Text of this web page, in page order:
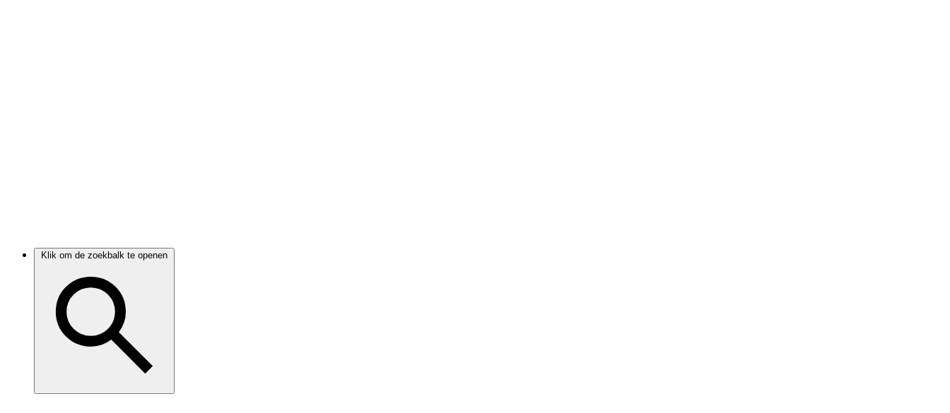
Klik om de zoekbalk te openen